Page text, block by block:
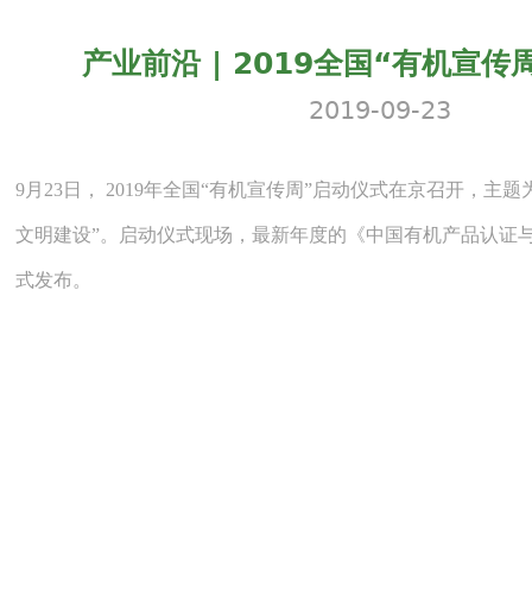
产业前沿 | 2019全国“有机宣传
2019-09-23
9月23日， 2019年全国“有机宣传周”启动仪式在京召开，主题
文明建设”。启动仪式现场，最新年度的《中国有机产品认证
式发布。